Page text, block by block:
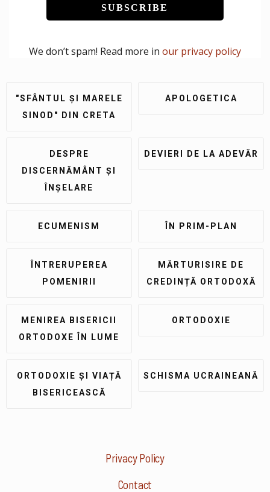
We don’t spam! Read more in our privacy policy
"SFÂNTUL ȘI MARELE
SINOD" DIN CRETA
APOLOGETICA
DESPRE
DISCERNĂMÂNT ȘI
ÎNȘELARE
DEVIERI DE LA ADEVĂR
ECUMENISM ÎN PRIM-PLAN
ÎNTRERUPEREA
POMENIRII
MĂRTURISIRE DE
CREDINȚĂ ORTODOXĂ
MENIREA BISERICII
ORTODOXE ÎN LUME
ORTODOXIE
ORTODOXIE ȘI VIAȚĂ
BISERICEASCĂ
SCHISMA UCRAINEANĂ
Privacy Policy
Contact